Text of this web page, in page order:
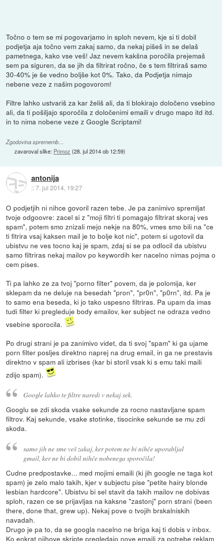
Točno o tem se mi pogovarjamo in sploh nevem, kje si ti dobil
podjetja aja točno vem zakaj samo, da nekaj pišeš in se delaš
pametnega, kako vse veš! Jaz nevem kakšna poročila prejemaš
sem pa siguren, da se jih da filtrirat ročno, če s tem filtriraš samo
30-40% je še vedno boljše kot 0%. Tako, da Podjetja nimajo
nebene veze z našim pogovorom!
Filtre lahko ustvariš za kar želiš ali, da ti blokirajo določeno vsebino
ali, da ti pošiljajo sporočila z določenimi emaili v drugo mapo itd itd.
in to nima nobene veze z Google Scriptami!
Zgodovina sprememb…
zavaroval slike: Primoz (28. jul 2014 ob 12:59)
antonija
::7. jul 2014, 19:27
O podjetjih ni nihce govoril razen tebe. Je pa zanimivo spremljat
tvoje odgoovre: zacel si z "moji filtri ti pomagajo filtrirat skoraj ves
spam", potem smo znizali mejo nekje na 80%, vmes smo bili na "ce
ti fitrira vsaj kaksen mail je to bolje kot nic", potem si ugotovil da
ubistvu ne ves tocno kaj je spam, zdaj si se pa odlocil da ubistvu
samo filtriras nekaj mailov po keywordih ker nacelno nimas pojma o
cem pises.
Ti pa lahko ze za tvoj "porno filter" povem, da je polomija, ker
sklepam da ne deluje na besedah "pron", "pr0n", "p0rn", itd. Pa je
to samo ena beseda, ki jo tako uspesno filtriras. Pa upam da imas
tudi filter ki pregleduje body emailov, ker subject ne odraza vedno
vsebine sporocila.
Po drugi strani je pa zanimivo videt, da ti svoj "spam" ki ga ujame
porn filter posljes direktno naprej na drug email, in ga ne prestavis
direktno v spam ali izbrises (kar bi storil vsak ki s emu taki maili
zdijo spam).
Google lahko te filtre naredi v nekaj sek.
Googlu se zdi skoda vsake sekunde za rocno nastavljane spam
filtrov. Kaj sekunde, vsake stotinke, tisocinke sekunde se mu zdi
skoda.
samo jih ne sme veš zakaj, ker potem ne bi nihče uporabljal
gmail, ker ne bi dobil nihče nobenega sporočila!
Cudne predpostavke... med mojimi emaili (ki jih google ne taga kot
spam) je zelo malo takih, kjer v subjectu pise "petite hairy blonde
lesbian hardcore". Ubistvu bi sel stavit da takih mailov ne dobivas
sploh, razen ce se prijavljas na kaksne "zastonj" porn strani (been
there, done that, grew up). Nekaj pove o tvojih brskalniskih
navadah.
Drugo je pa to, da se googla nacelno ne briga kaj ti dobis v inbox.
Ko enkrat njihove skripte pregledajo nove emaili za potrebe reklam